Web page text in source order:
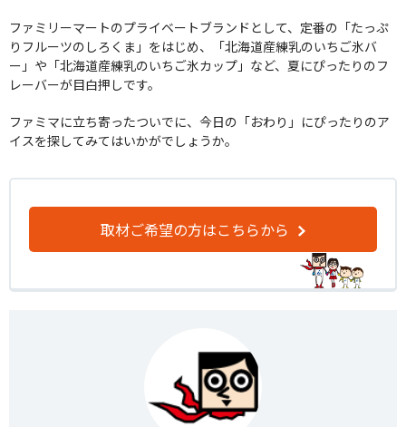
ファミリーマートのプライベートブランドとして、定番の「たっぷ
りフルーツのしろくま」をはじめ、「北海道産練乳のいちご氷バ
ー」や「北海道産練乳のいちご氷カップ」など、夏にぴったりのフ
レーバーが目白押しです。
ファミマに立ち寄ったついでに、今日の「おわり」にぴったりのア
イスを探してみてはいかがでしょうか。
取材ご希望の方はこちらから